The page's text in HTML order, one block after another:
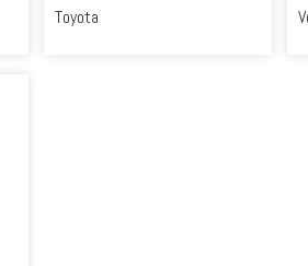
Toyota